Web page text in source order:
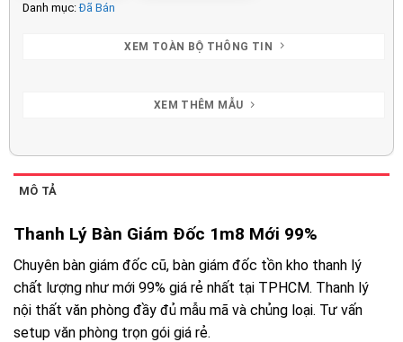
Danh mục:Đã Bán
XEM TOÀN BỘ THÔNG TIN
XEM THÊM MẪU
MÔ TẢ
Thanh Lý Bàn Giám Đốc 1m8 Mới 99%
Chuyên bàn giám đốc cũ, bàn giám đốc tồn kho thanh lý
chất lượng như mới 99% giá rẻ nhất tại TPHCM. Thanh lý
nội thất văn phòng đầy đủ mẫu mã và chủng loại. Tư vấn
setup văn phòng trọn gói giá rẻ.